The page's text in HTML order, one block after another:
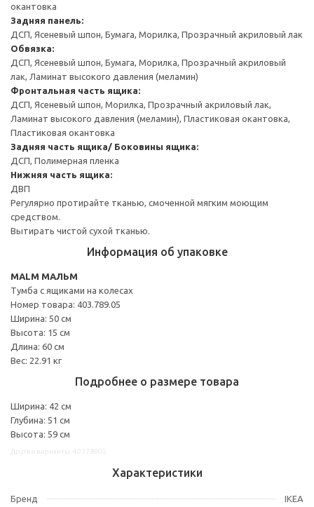
окантовка
Задняя панель:
ДСП, Ясеневый шпон, Бумага, Морилка, Прозрачный акриловый лак
Обвязка:
ДСП, Ясеневый шпон, Бумага, Морилка, Прозрачный акриловый
лак, Ламинат высокого давления (меламин)
Фронтальная часть ящика:
ДСП, Ясеневый шпон, Морилка, Прозрачный акриловый лак,
Ламинат высокого давления (меламин), Пластиковая окантовка,
Пластиковая окантовка
Задняя часть ящика/ Боковины ящика:
ДСП, Полимерная пленка
Нижняя часть ящика:
ДВП
Регулярно протирайте тканью, смоченной мягким моющим
средством.
Вытирать чистой сухой тканью.
Информация об упаковке
MALM МАЛЬМ
Тумба с ящиками на колесах
Номер товара: 403.789.05
Ширина: 50 см
Высота: 15 см
Длина: 60 см
Вес: 22.91 кг
Подробнее о размере товара
Ширина: 42 см
Глубина: 51 см
Высота: 59 см
Характеристики
Бренд IKEA